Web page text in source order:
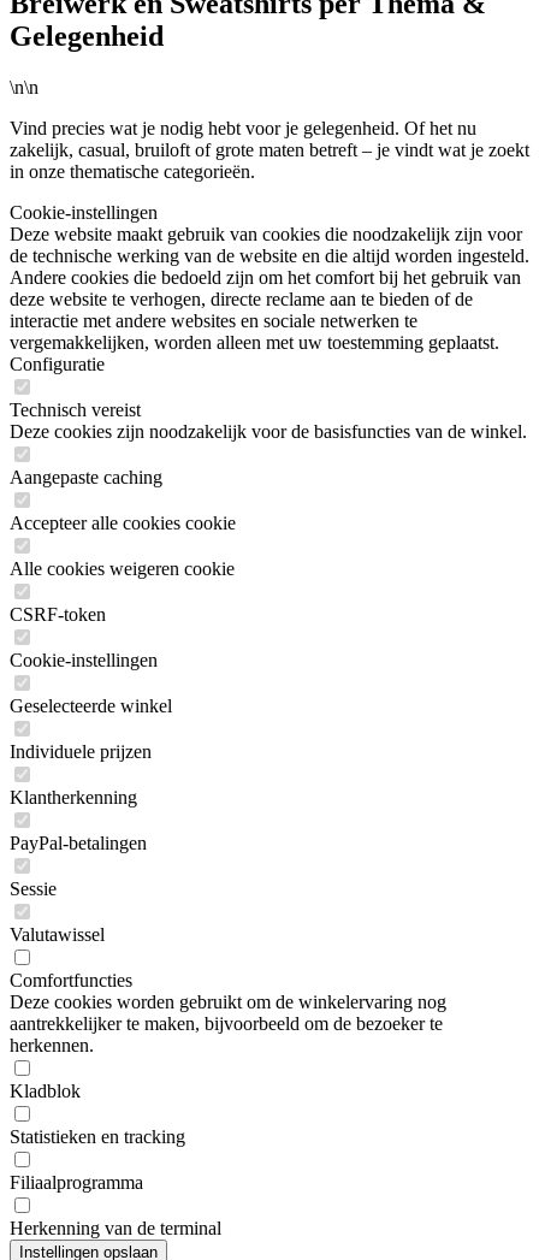
Gelegenheid
\n\n
Vind precies wat je nodig hebt voor je gelegenheid. Of het nu
zakelijk, casual, bruiloft of grote maten betreft – je vindt wat je zoekt
in onze thematische categorieën.
Cookie-instellingen
Deze website maakt gebruik van cookies die noodzakelijk zijn voor
de technische werking van de website en die altijd worden ingesteld.
Andere cookies die bedoeld zijn om het comfort bij het gebruik van
deze website te verhogen, directe reclame aan te bieden of de
interactie met andere websites en sociale netwerken te
vergemakkelijken, worden alleen met uw toestemming geplaatst.
Configuratie
Technisch vereist
Deze cookies zijn noodzakelijk voor de basisfuncties van de winkel.
Aangepaste caching
Accepteer alle cookies cookie
Alle cookies weigeren cookie
CSRF-token
Cookie-instellingen
Geselecteerde winkel
Individuele prijzen
Klantherkenning
PayPal-betalingen
Sessie
Valutawissel
Comfortfuncties
Deze cookies worden gebruikt om de winkelervaring nog
aantrekkelijker te maken, bijvoorbeeld om de bezoeker te
herkennen.
Kladblok
Statistieken en tracking
Filiaalprogramma
Herkenning van de terminal